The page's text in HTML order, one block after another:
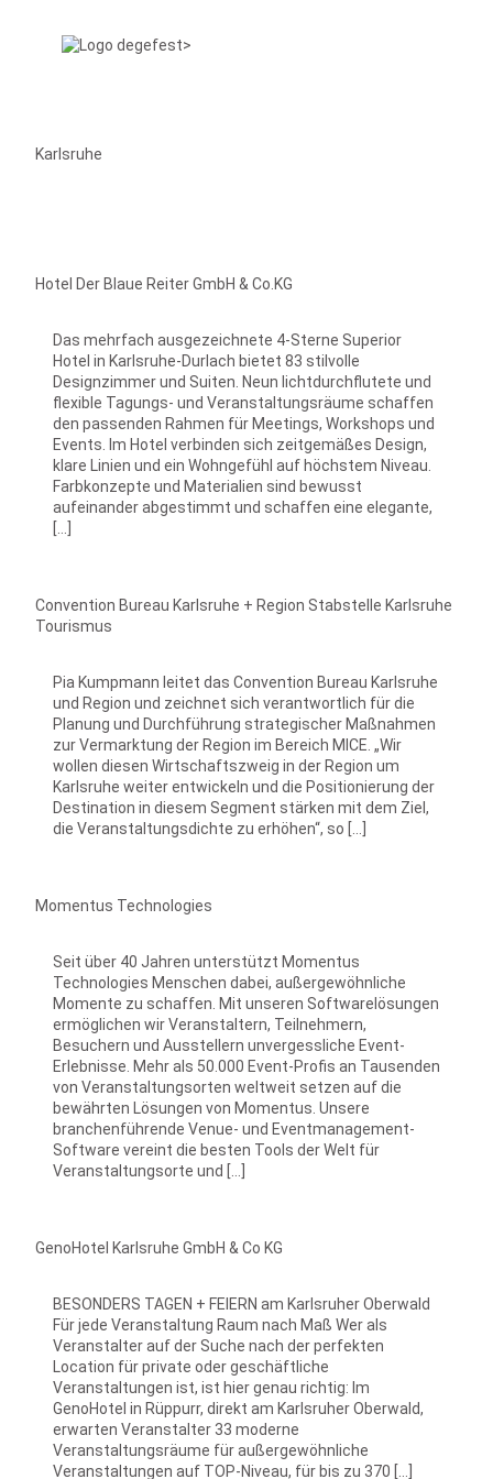
Karlsruhe
Hotel Der Blaue Reiter GmbH & Co.KG
Das mehrfach ausgezeichnete 4-Sterne Superior
Hotel in Karlsruhe-Durlach bietet 83 stilvolle
Designzimmer und Suiten. Neun lichtdurchflutete und
flexible Tagungs- und Veranstaltungsräume schaffen
den passenden Rahmen für Meetings, Workshops und
Events. Im Hotel verbinden sich zeitgemäßes Design,
klare Linien und ein Wohngefühl auf höchstem Niveau.
Farbkonzepte und Materialien sind bewusst
aufeinander abgestimmt und schaffen eine elegante,
Convention Bureau Karlsruhe + Region Stabstelle Karlsruhe
Tourismus
Pia Kumpmann leitet das Convention Bureau Karlsruhe
und Region und zeichnet sich verantwortlich für die
Planung und Durchführung strategischer Maßnahmen
zur Vermarktung der Region im Bereich MICE. „Wir
wollen diesen Wirtschaftszweig in der Region um
Karlsruhe weiter entwickeln und die Positionierung der
Destination in diesem Segment stärken mit dem Ziel,
die Veranstaltungsdichte zu erhöhen“, so […]
Momentus Technologies
Seit über 40 Jahren unterstützt Momentus
Technologies Menschen dabei, außergewöhnliche
Momente zu schaffen. Mit unseren Softwarelösungen
ermöglichen wir Veranstaltern, Teilnehmern,
Besuchern und Ausstellern unvergessliche Event-
Erlebnisse. Mehr als 50.000 Event-Profis an Tausenden
von Veranstaltungsorten weltweit setzen auf die
bewährten Lösungen von Momentus. Unsere
branchenführende Venue- und Eventmanagement-
Software vereint die besten Tools der Welt für
Veranstaltungsorte und […]
GenoHotel Karlsruhe GmbH & Co KG
BESONDERS TAGEN + FEIERN am Karlsruher Oberwald
Für jede Veranstaltung Raum nach Maß Wer als
Veranstalter auf der Suche nach der perfekten
Location für private oder geschäftliche
Veranstaltungen ist, ist hier genau richtig: Im
GenoHotel in Rüppurr, direkt am Karlsruher Oberwald,
erwarten Veranstalter 33 moderne
Veranstaltungsräume für außergewöhnliche
Veranstaltungen auf TOP-Niveau, für bis zu 370 […]